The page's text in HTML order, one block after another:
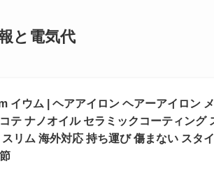
と電気代
イウム | ヘアアイロン ヘアーアイロン
テ ナノオイル セラミックコーティング
リム 海外対応 持ち運び 傷まない スタ